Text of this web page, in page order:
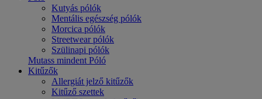
Kutyás pólók
Mentális egészség pólók
Morcica pólók
Streetwear pólók
Szülinapi pólók
Mutass mindent Póló
Kitűzők
Allergiát jelző kitűzők
Kitűző szettek